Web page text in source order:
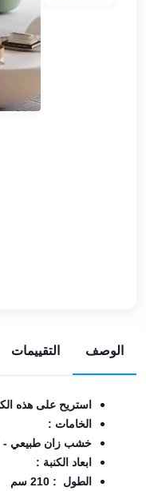
EN
تسجيل
الدخول
اشترك
الوصف التقييمات
استريح على هذه
الخامات :
خشب زان طبيعي -
ابعاد الكنبة :
الطول : 210 سم